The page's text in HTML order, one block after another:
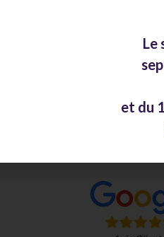
et pour
Le
et du